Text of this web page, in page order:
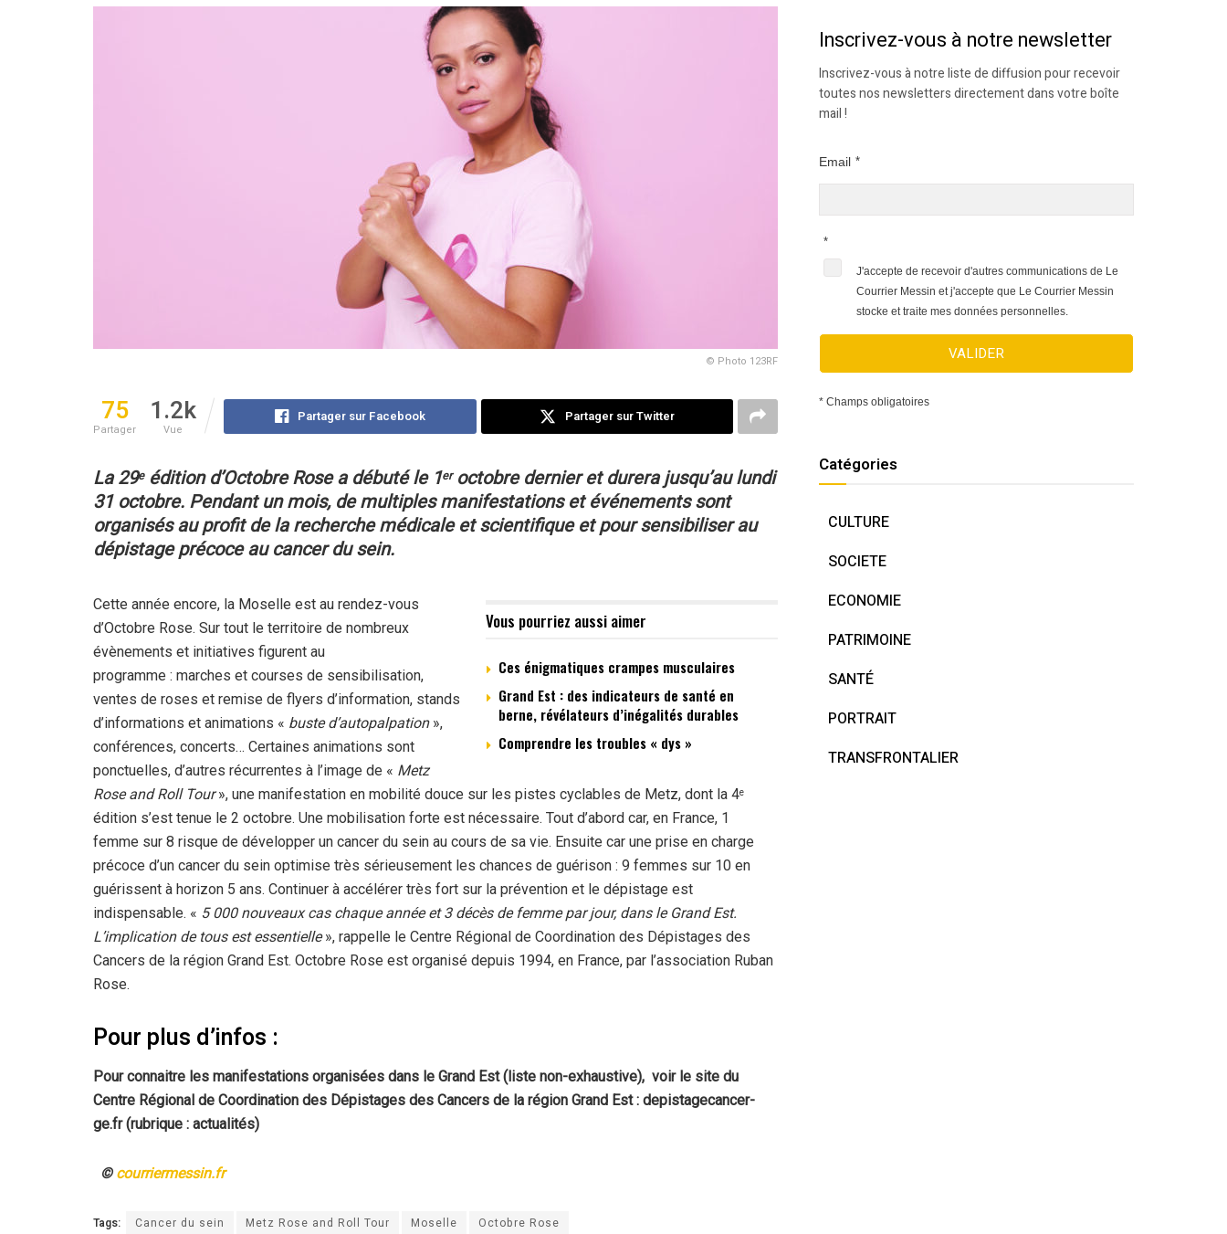
© Photo 123RF
75
Partager
1.2k
Vue
Partager sur Facebook Partager sur Twitter
La 29eédition d’Octobre Rose a débuté le 1eroctobre dernier et durera jusqu’au lundi
31 octobre. Pendant un mois, de multiples manifestations et événements sont
organisés au profit de la recherche médicale et scientifique et pour sensibiliser au
dépistage précoce au cancer du sein.
Vous pourriez aussi aimer
Ces énigmatiques crampes musculaires
Grand Est : des indicateurs de santé en
berne, révélateurs d’inégalités durables
Comprendre les troubles « dys »
Cette année encore, la Moselle est au rendez-vous
d’Octobre Rose. Sur tout le territoire de nombreux
évènements et initiatives figurent au
programme : marches et courses de sensibilisation,
ventes de roses et remise de flyers d’information, stands
d’informations et animations « buste d’autopalpation»,
conférences, concerts… Certaines animations sont
ponctuelles, d’autres récurrentes à l’image de « Metz
Rose and Roll Tour», une manifestation en mobilité douce sur les pistes cyclables de Metz, dont la 4e
édition s’est tenue le 2 octobre. Une mobilisation forte est nécessaire. Tout d’abord car, en France, 1
femme sur 8 risque de développer un cancer du sein au cours de sa vie. Ensuite car une prise en charge
précoce d’un cancer du sein optimise très sérieusement les chances de guérison : 9 femmes sur 10 en
guérissent à horizon 5 ans. Continuer à accélérer très fort sur la prévention et le dépistage est
indispensable. « 5 000 nouveaux cas chaque année et 3 décès de femme par jour, dans le Grand Est.
L’implication de tous est essentielle», rappelle le Centre Régional de Coordination des Dépistages des
Cancers de la région Grand Est. Octobre Rose est organisé depuis 1994, en France, par l’association Ruban
Rose.
Pour plus d’infos :
Pour connaitre les manifestations organisées dans le Grand Est (liste non-exhaustive), voir le site du
Centre Régional de Coordination des Dépistages des Cancers de la région Grand Est : depistagecancer-
ge.fr (rubrique : actualités)
© courriermessin.fr
Tags: Cancer du sein Metz Rose and Roll Tour Moselle
Octobre Rose
Inscrivez-vous à notre newsletter
Inscrivez-vous à notre liste de diffusion pour recevoir
toutes nos newsletters directement dans votre boîte
mail !
Email *
*
J'accepte de recevoir d'autres communications de Le
Courrier Messin et j'accepte que Le Courrier Messin
stocke et traite mes données personnelles.
VALIDER
* Champs obligatoires
Catégories
CULTURE
SOCIETE
ECONOMIE
PATRIMOINE
SANTÉ
PORTRAIT
TRANSFRONTALIER